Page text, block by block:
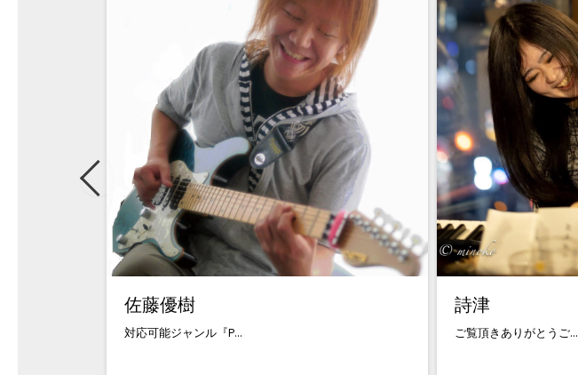
佐藤優樹
対応可能ジャンル『P...
詩津
ご覧頂きありがとうご...